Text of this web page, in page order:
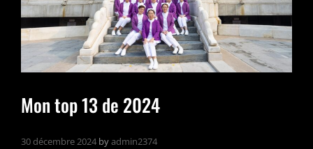
Mon top 13 de 2024
30 décembre 2024 byadmin2374